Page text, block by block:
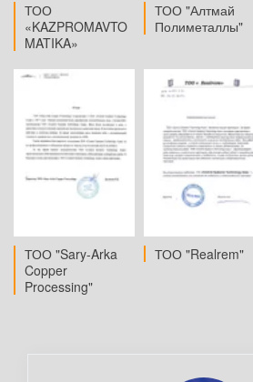
ТОО
«KAZPROMAVTO
MATIKA»
ТОО "Алтмай
Полиметаллы"
ТОО "Sary-Arka
Copper
Processing"
ТОО "Realrem"